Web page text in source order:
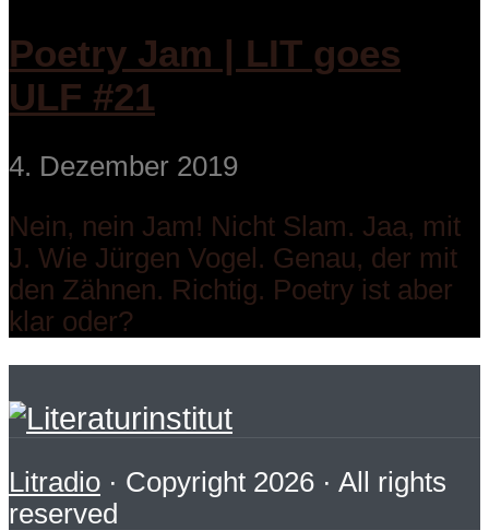
Poetry Jam | LIT goes
ULF #21
4. Dezember 2019
Nein, nein Jam! Nicht Slam. Jaa, mit
J. Wie Jürgen Vogel. Genau, der mit
den Zähnen. Richtig. Poetry ist aber
klar oder?
Litradio · Copyright 2026 · All rights
reserved